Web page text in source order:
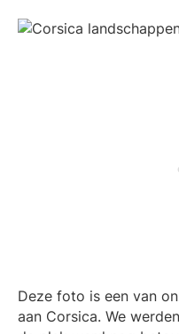
Deze foto is een van
aan Corsica. We